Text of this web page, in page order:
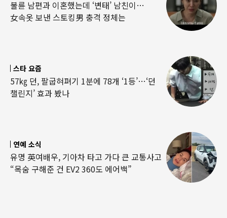
불륜 남편과 이혼했는데 ‘변태’ 남친이…
女속옷 보낸 스토킹男 충격 정체는
스타 요즘
57㎏ 던, 팔굽혀펴기 1분에 78개 ‘1등’…‘던
챌린지’ 효과 봤나
연예 소식
유명 英여배우, 기아차 타고 가다 큰 교통사고
“목숨 구해준 건 EV2 360도 에어백”